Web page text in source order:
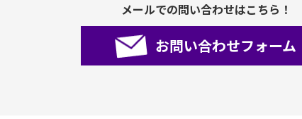
メールでの問い合わせはこちら！
お問い合わせフォーム